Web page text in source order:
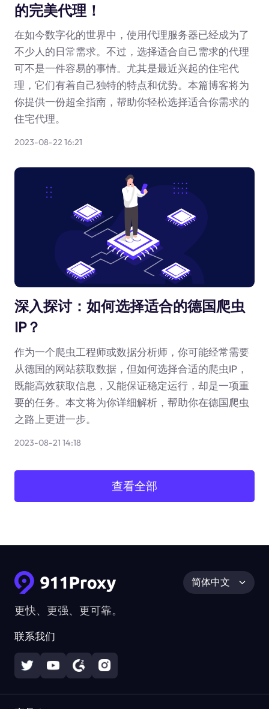
的完美代理！
在如今数字化的世界中，使用代理服务器已经成为了
不少人的日常需求。不过，选择适合自己需求的代理
可不是一件容易的事情。尤其是最近兴起的住宅代
理，它们有着自己独特的特点和优势。本篇博客将为
你提供一份超全指南，帮助你轻松选择适合你需求的
住宅代理。
2023-08-22 16:21
深入探讨：如何选择适合的德国爬虫
IP？
作为一个爬虫工程师或数据分析师，你可能经常需要
从德国的网站获取数据，但如何选择合适的爬虫IP，
既能高效获取信息，又能保证稳定运行，却是一项重
要的任务。本文将为你详细解析，帮助你在德国爬虫
之路上更进一步。
2023-08-21 14:18
查看全部
更快、更强、更可靠。
联系我们
简体中文